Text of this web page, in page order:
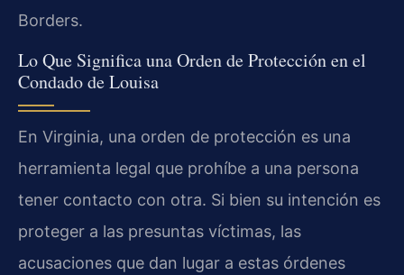
Borders.
Lo Que Significa una Orden de Protección en el
Condado de Louisa
En Virginia, una orden de protección es una
herramienta legal que prohíbe a una persona
tener contacto con otra. Si bien su intención es
proteger a las presuntas víctimas, las
acusaciones que dan lugar a estas órdenes